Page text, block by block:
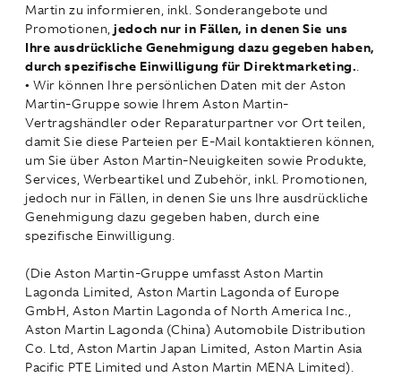
Martin zu informieren, inkl. Sonderangebote und
Promotionen,jedoch nur in Fällen, in denen Sie uns
Ihre ausdrückliche Genehmigung dazu gegeben haben,
durch spezifische Einwilligung für Direktmarketing..
• Wir können Ihre persönlichen Daten mit der Aston
Martin-Gruppe sowie Ihrem Aston Martin-
Vertragshändler oder Reparaturpartner vor Ort teilen,
damit Sie diese Parteien per E-Mail kontaktieren können,
um Sie über Aston Martin-Neuigkeiten sowie Produkte,
Services, Werbeartikel und Zubehör, inkl. Promotionen,
jedoch nur in Fällen, in denen Sie uns Ihre ausdrückliche
Genehmigung dazu gegeben haben, durch eine
spezifische Einwilligung.
(Die Aston Martin-Gruppe umfasst Aston Martin
Lagonda Limited, Aston Martin Lagonda of Europe
GmbH, Aston Martin Lagonda of North America Inc.,
Aston Martin Lagonda (China) Automobile Distribution
Co. Ltd, Aston Martin Japan Limited, Aston Martin Asia
Pacific PTE Limited und Aston Martin MENA Limited).